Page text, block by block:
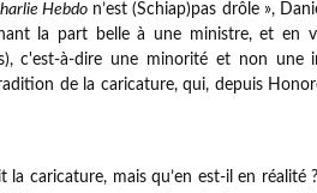
Hebdon’est (Schiap)pas drôle »,
la part belle à une ministre, et en
c'est-à-dire une minorité et non une
de la caricature, qui, depuis
la caricature, mais qu’en est-il en réalité